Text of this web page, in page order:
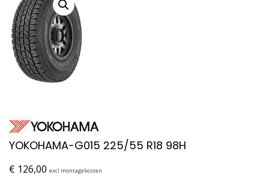
YOKOHAMA-G015 225/55 R18 98H
€ 126,00 excl montagekosten